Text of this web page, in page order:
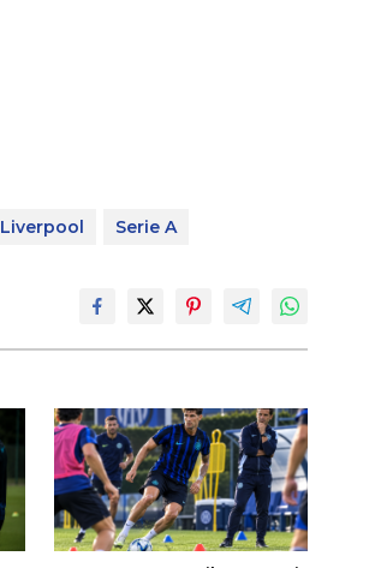
Liverpool Serie A